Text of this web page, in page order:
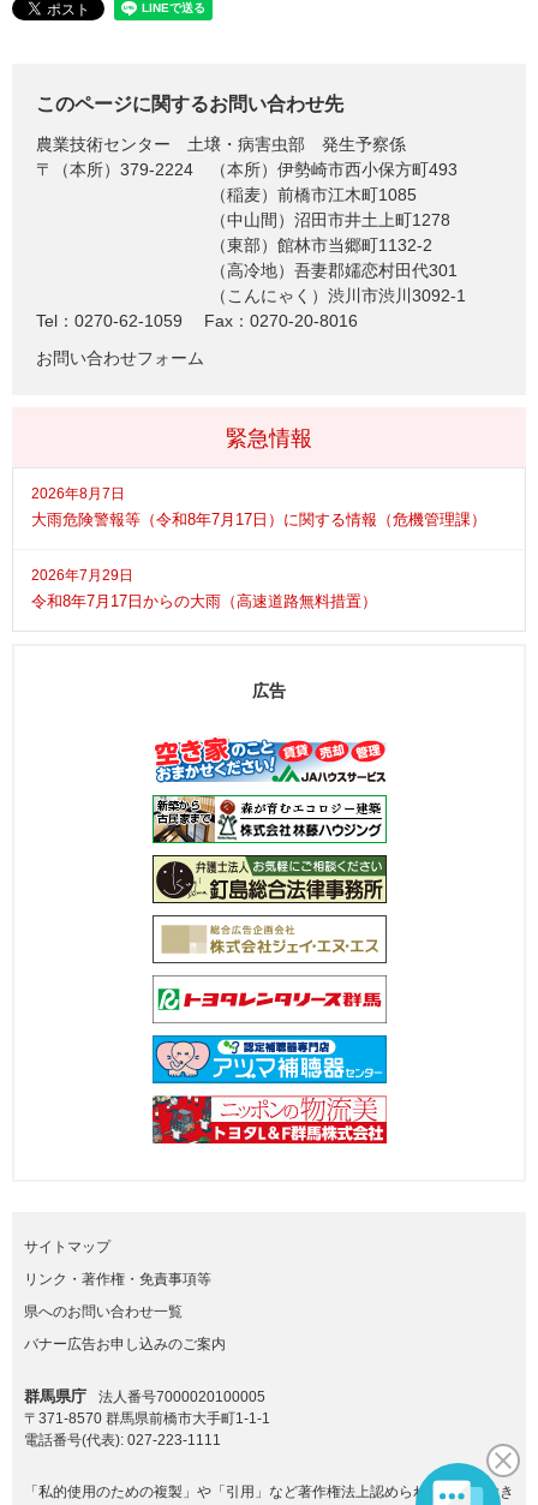
このページに関するお問い合わせ先
農業技術センター
土壌・病害虫部 発生予察係
〒（本所）379-2224
（本所）伊勢崎市西小保方町493
（稲麦）前橋市江木町1085
（中山間）沼田市井土上町1278
（東部）館林市当郷町1132-2
（高冷地）吾妻郡嬬恋村田代301
（こんにゃく）渋川市渋川3092-1
Tel：0270-62-1059
Fax：0270-20-8016
お問い合わせフォーム
緊急情報
2026年8月7日
大雨危険警報等（令和8年7月17日）に関する情報（危機管理課）
2026年7月29日
令和8年7月17日からの大雨（高速道路無料措置）
広告
サイトマップ
リンク・著作権・免責事項等
県へのお問い合わせ一覧
バナー広告お申し込みのご案内
群馬県庁
法人番号7000020100005
〒371-8570 群馬県前橋市大手町1-1-1
電話番号(代表): 027-223-1111
「私的使用のための複製」や「引用」など著作権法上認められた場合を除き